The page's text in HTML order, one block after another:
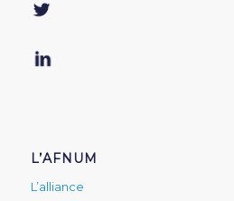
L’AFNUM
L’alliance